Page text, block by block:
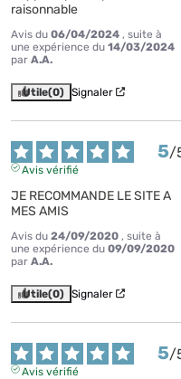
raisonnable
Avis du 06/04/2024 , suite à
une expérience du 14/03/2024
par A.A.
Utile(0) Signaler
5/
Avis vérifié
JE RECOMMANDE LE SITE A
MES AMIS
Avis du 24/09/2020 , suite à
une expérience du 09/09/2020
par A.A.
Utile(0) Signaler
5/
Avis vérifié